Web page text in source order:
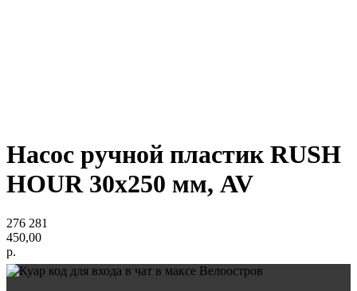
Насос ручной пластик RUSH
HOUR 30x250 мм, AV
276 281
450,00
р.